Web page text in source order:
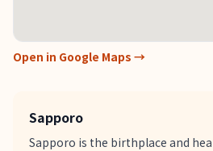
Open in Google Maps →
Sapporo
Sapporo is the birthplace and